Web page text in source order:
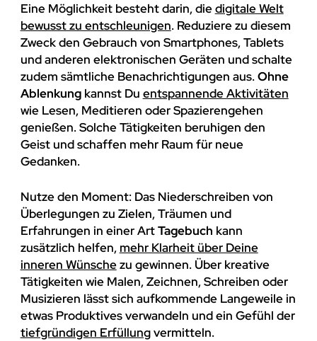
Eine Möglichkeit besteht darin, diedigitale Welt
bewusst zu entschleunigen. Reduziere zu diesem
Zweck den Gebrauch von Smartphones, Tablets
und anderen elektronischen Geräten und schalte
zudem sämtliche Benachrichtigungen aus.Ohne
Ablenkungkannst Du entspannende Aktivitäten
wie Lesen, Meditieren oder Spazierengehen
genießen. Solche Tätigkeiten beruhigen den
Geist und schaffen mehr Raum für neue
Gedanken.
Nutze den Moment: Das Niederschreiben von
Überlegungen zu Zielen, Träumen und
Erfahrungen in einer ArtTagebuch kann
zusätzlich helfen, mehr Klarheit über Deine
inneren Wünschezu gewinnen. Über kreative
Tätigkeiten wie Malen, Zeichnen, Schreiben oder
Musizieren lässt sich aufkommende Langeweile in
etwas Produktives verwandeln und ein Gefühl der
tiefgründigen Erfüllungvermitteln.